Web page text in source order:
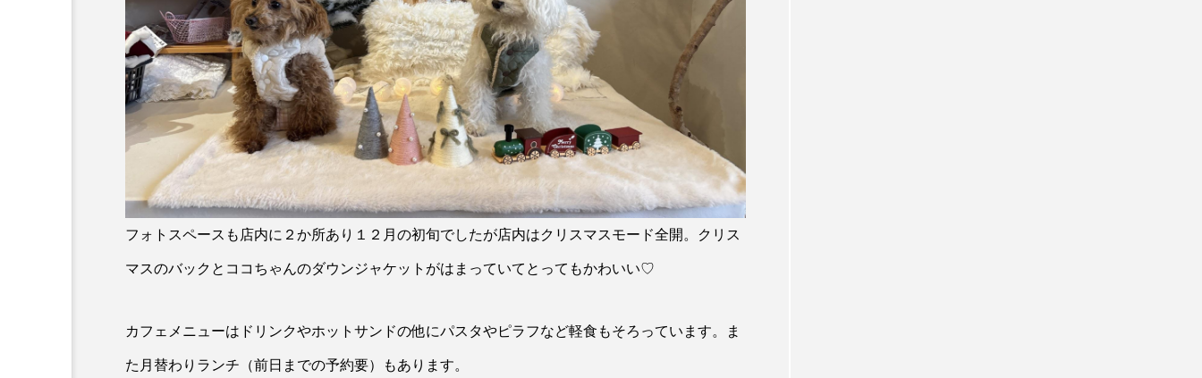
フォトスペースも店内に２か所あり１２月の初旬でしたが店内はクリスマスモード全開。クリス
マスのバックとココちゃんのダウンジャケットがはまっていてとってもかわいい♡
カフェメニューはドリンクやホットサンドの他にパスタやピラフなど軽食もそろっています。ま
た月替わりランチ（前日までの予約要）もあります。